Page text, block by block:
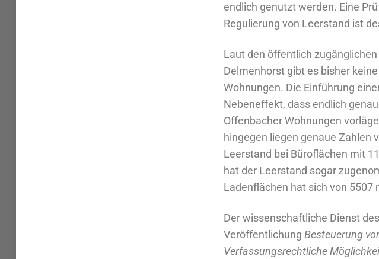
endlich genutzt werden. Eine
Regulierung von Leerstand ist
Laut den öffentlich
Delmenhorst gibt es bisher
Wohnungen. Die Einführung
Nebeneffekt, dass endlich
Offenbacher Wohnungen
hingegen liegen genaue Zahlen
Leerstand bei Büroflächen mit
hat der Leerstand sogar
Ladenflächen hat sich von 5507
Der wissenschaftliche Dienst
Veröffentlichung Besteuerung
Verfassungsrechtliche